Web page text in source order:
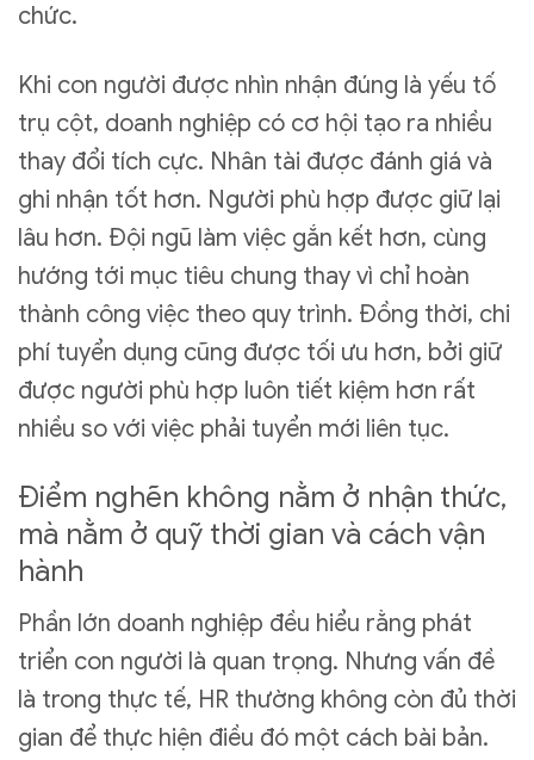
chức.
Khi con người được nhìn nhận đúng là yếu tố
trụ cột, doanh nghiệp có cơ hội tạo ra nhiều
thay đổi tích cực. Nhân tài được đánh giá và
ghi nhận tốt hơn. Người phù hợp được giữ lại
lâu hơn. Đội ngũ làm việc gắn kết hơn, cùng
hướng tới mục tiêu chung thay vì chỉ hoàn
thành công việc theo quy trình. Đồng thời, chi
phí tuyển dụng cũng được tối ưu hơn, bởi giữ
được người phù hợp luôn tiết kiệm hơn rất
nhiều so với việc phải tuyển mới liên tục.
Điểm nghẽn không nằm ở nhận thức,
mà nằm ở quỹ thời gian và cách vận
hành
Phần lớn doanh nghiệp đều hiểu rằng phát
triển con người là quan trọng. Nhưng vấn đề
là trong thực tế, HR thường không còn đủ thời
gian để thực hiện điều đó một cách bài bản.